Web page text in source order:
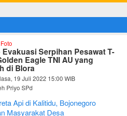
Evakuasi Serpihan Pesawat T-
Eagle TNI AU yang
di Blora
19 Juli 2022 15:00 WIB
Priyo SPd
Api di Kalitidu, Bojonegoro
Masyarakat Desa